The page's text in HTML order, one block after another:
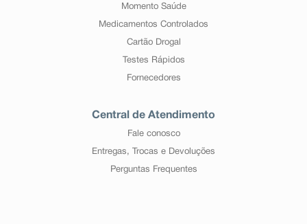
Momento Saúde
Medicamentos Controlados
Cartão Drogal
Testes Rápidos
Fornecedores
Central de Atendimento
Fale conosco
Entregas, Trocas e Devoluções
Perguntas Frequentes